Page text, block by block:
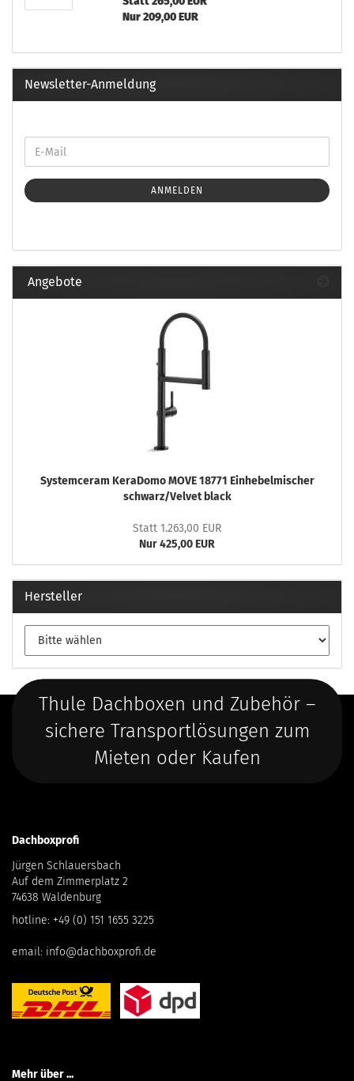
Nur 209,00 EUR
Newsletter-Anmeldung
ANMELDEN
Angebote
Systemceram KeraDomo MOVE 18771 Einhebelmischer
schwarz/Velvet black
Statt 1.263,00 EUR
Nur 425,00 EUR
Hersteller
Thule Dachboxen und Zubehör –
sichere Transportlösungen zum
Mieten oder Kaufen
Dachboxprofi
Jürgen Schlauersbach
Auf dem Zimmerplatz 2
74638 Waldenburg
hotline: +49 (0) 151 1655 3225
email: info@dachboxprofi.de
Mehr über ...